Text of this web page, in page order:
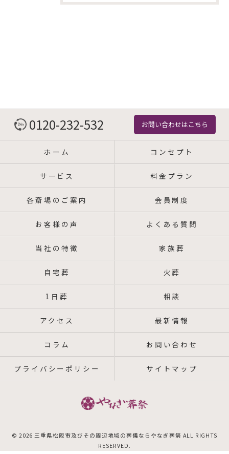
0120-232-532 お問い合わせはこちら
ホーム コンセプト
サービス 料金プラン
各斎場のご案内 会員制度
お客様の声 よくある質問
当社の特徴 家族葬
自宅葬 火葬
1日葬 相談
アクセス 最新情報
コラム お問い合わせ
プライバシーポリシー サイトマップ
© 2026 三重県松阪市及びその周辺地域の葬儀ならやなぎ葬祭 ALL RIGHTS
RESERVED.